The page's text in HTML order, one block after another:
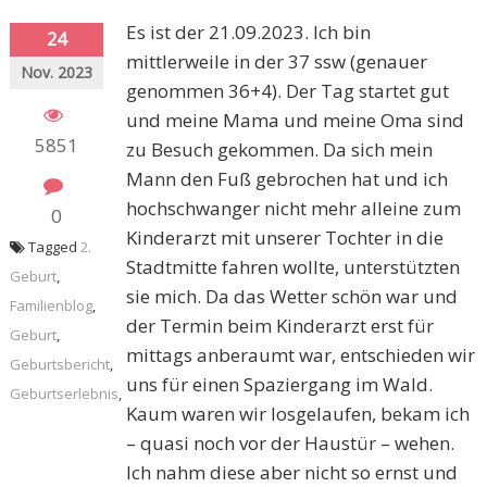
24
Nov. 2023
5851
0
Es ist der 21.09.2023. Ich bin
mittlerweile in der 37 ssw (genauer
genommen 36+4). Der Tag startet gut
und meine Mama und meine Oma sind
zu Besuch gekommen. Da sich mein
Mann den Fuß gebrochen hat und ich
hochschwanger nicht mehr alleine zum
Kinderarzt mit unserer Tochter in die
Stadtmitte fahren wollte, unterstützten
sie mich. Da das Wetter schön war und
der Termin beim Kinderarzt erst für
mittags anberaumt war, entschieden wir
uns für einen Spaziergang im Wald.
Kaum waren wir losgelaufen, bekam ich
– quasi noch vor der Haustür – wehen.
Ich nahm diese aber nicht so ernst und
Tagged 2.
Geburt,
Familienblog,
Geburt,
Geburtsbericht,
Geburtserlebnis,